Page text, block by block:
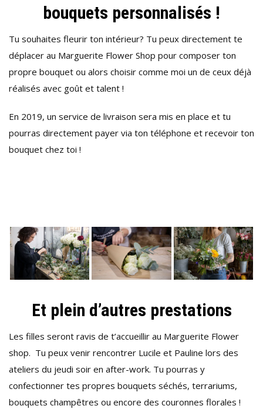
bouquets personnalisés !
Tu souhaites fleurir ton intérieur? Tu peux directement te
déplacer au Marguerite Flower Shop pour composer ton
propre bouquet ou alors choisir comme moi un de ceux déjà
réalisés avec goût et talent !
En 2019, un service de livraison sera mis en place et tu
pourras directement payer via ton téléphone et recevoir ton
bouquet chez toi !
Et plein d’autres prestations
Les filles seront ravis de t’accueillir au Marguerite Flower
shop. Tu peux venir rencontrer Lucile et Pauline lors des
ateliers du jeudi soir en after-work. Tu pourras y
confectionner tes propres bouquets séchés, terrariums,
bouquets champêtres ou encore des couronnes florales !